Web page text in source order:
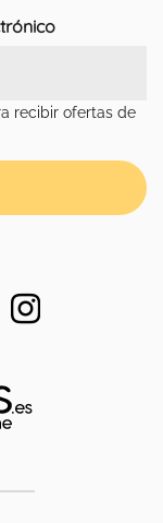
recibir ofertas de